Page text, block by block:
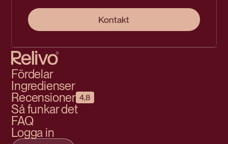
Kontakt
Fördelar
Ingredienser
Recensioner 4,8
Så funkar det
FAQ
Logga in